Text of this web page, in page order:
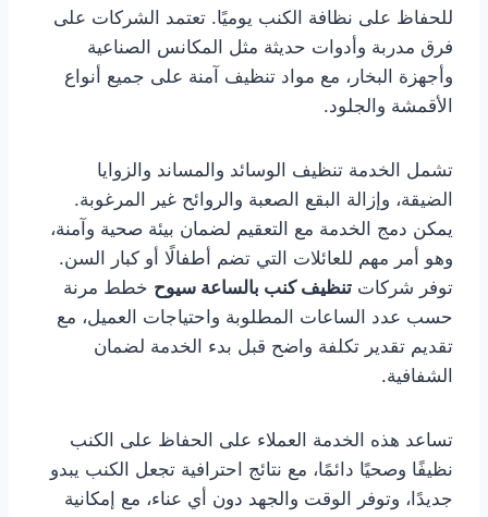
للحفاظ على نظافة الكنب يوميًا. تعتمد الشركات على
فرق مدربة وأدوات حديثة مثل المكانس الصناعية
وأجهزة البخار، مع مواد تنظيف آمنة على جميع أنواع
الأقمشة والجلود.
تشمل الخدمة تنظيف الوسائد والمساند والزوايا
الضيقة، وإزالة البقع الصعبة والروائح غير المرغوبة.
يمكن دمج الخدمة مع التعقيم لضمان بيئة صحية وآمنة،
وهو أمر مهم للعائلات التي تضم أطفالًا أو كبار السن.
توفر شركات تنظيف كنب بالساعة سيوح خطط مرنة
حسب عدد الساعات المطلوبة واحتياجات العميل، مع
تقديم تقدير تكلفة واضح قبل بدء الخدمة لضمان
الشفافية.
تساعد هذه الخدمة العملاء على الحفاظ على الكنب
نظيفًا وصحيًا دائمًا، مع نتائج احترافية تجعل الكنب يبدو
جديدًا، وتوفر الوقت والجهد دون أي عناء، مع إمكانية